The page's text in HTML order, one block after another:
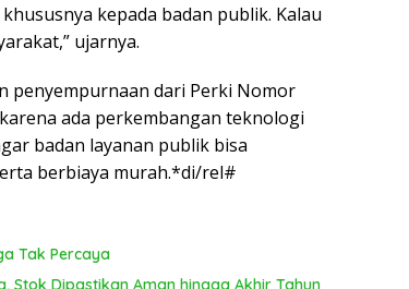
kepada badan publik. Kalau
ujarnya.
penyempurnaan dari Perki Nomor
ada perkembangan teknologi
badan layanan publik bisa
berbiaya murah.*di/rel#
Tak Percaya
Stok Dipastikan Aman hingga Akhir Tahun